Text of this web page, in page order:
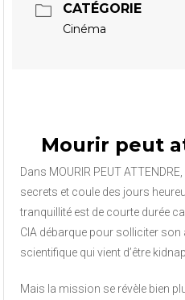
CATÉGORIE
Cinéma
Mourir peut
Dans MOURIR PEUT
secrets et coule des jours
tranquillité est de courte durée
CIA débarque pour solliciter son
scientifique qui vient d’être
Mais la mission se révèle bien